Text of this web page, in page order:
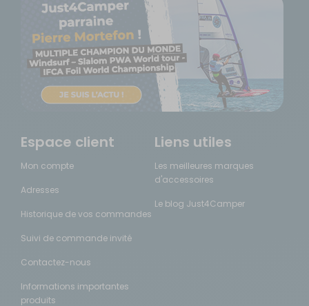
Espace client
Mon compte
Adresses
Historique de vos commandes
Suivi de commande invité
Contactez-nous
Informations importantes
produits
Liens utiles
Les meilleures marques
d'accessoires
Le blog Just4Camper